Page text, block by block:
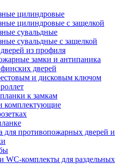
цилиндровые
цилиндровые с защелкой
сувальдные
сувальдные с защелкой
из профиля
замки и антипаника
дверей
и дисковым ключом
к замкам
комплектующие
для противопожарных дверей и
WC-комплекты для раздельных